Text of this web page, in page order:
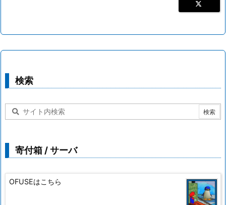
検索
寄付箱 / サーバ
OFUSEはこちら